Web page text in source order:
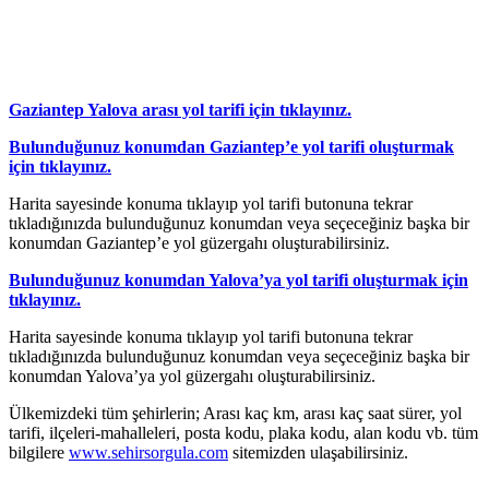
Gaziantep Yalova arası yol tarifi için tıklayınız.
Bulunduğunuz konumdan Gaziantep’e yol tarifi oluşturmak
için tıklayınız.
Harita sayesinde konuma tıklayıp yol tarifi butonuna tekrar
tıkladığınızda bulunduğunuz konumdan veya seçeceğiniz başka bir
konumdan Gaziantep’e yol güzergahı oluşturabilirsiniz.
Bulunduğunuz konumdan Yalova’ya yol tarifi oluşturmak için
tıklayınız.
Harita sayesinde konuma tıklayıp yol tarifi butonuna tekrar
tıkladığınızda bulunduğunuz konumdan veya seçeceğiniz başka bir
konumdan Yalova’ya yol güzergahı oluşturabilirsiniz.
Ülkemizdeki tüm şehirlerin; Arası kaç km, arası kaç saat sürer, yol
tarifi, ilçeleri-mahalleleri, posta kodu, plaka kodu, alan kodu vb. tüm
bilgilere www.sehirsorgula.com sitemizden ulaşabilirsiniz.